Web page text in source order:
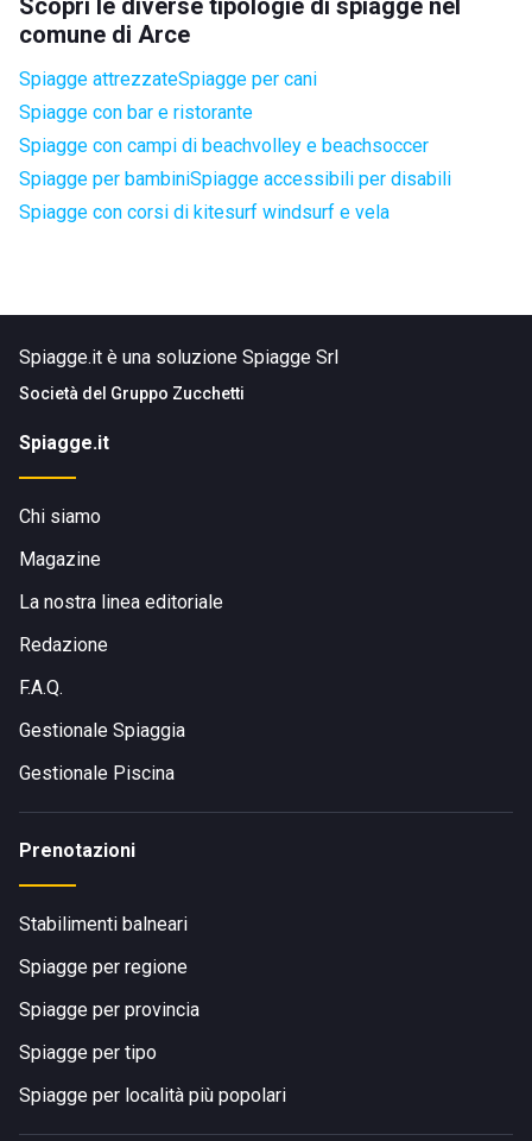
Scopri le diverse tipologie di spiagge nel
comune di Arce
Spiagge attrezzateSpiagge per cani
Spiagge con bar e ristorante
Spiagge con campi di beachvolley e beachsoccer
Spiagge per bambiniSpiagge accessibili per disabili
Spiagge con corsi di kitesurf windsurf e vela
Spiagge.it è una soluzione Spiagge Srl
Società del Gruppo Zucchetti
Spiagge.it
Chi siamo
Magazine
La nostra linea editoriale
Redazione
F.A.Q.
Gestionale Spiaggia
Gestionale Piscina
Prenotazioni
Stabilimenti balneari
Spiagge per regione
Spiagge per provincia
Spiagge per tipo
Spiagge per località più popolari